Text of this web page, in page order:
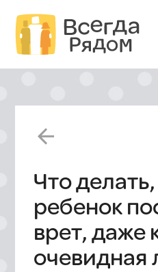
arrow_back
Что
ребенок
врет, даже
очевидная